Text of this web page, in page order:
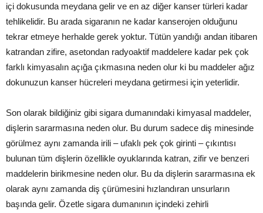
içi dokusunda meydana gelir ve en az diğer kanser türleri kadar
tehlikelidir. Bu arada sigaranın ne kadar kanserojen olduğunu
tekrar etmeye herhalde gerek yoktur. Tütün yandığı andan itibaren
katrandan zifire, asetondan radyoaktif maddelere kadar pek çok
farklı kimyasalın açığa çıkmasına neden olur ki bu maddeler ağız
dokunuzun kanser hücreleri meydana getirmesi için yeterlidir.
Son olarak bildiğiniz gibi sigara dumanındaki kimyasal maddeler,
dişlerin sararmasına neden olur. Bu durum sadece diş minesinde
görülmez aynı zamanda irili – ufaklı pek çok girinti – çıkıntısı
bulunan tüm dişlerin özellikle oyuklarında katran, zifir ve benzeri
maddelerin birikmesine neden olur. Bu da dişlerin sararmasına ek
olarak aynı zamanda diş çürümesini hızlandıran unsurların
başında gelir. Özetle sigara dumanının içindeki zehirli